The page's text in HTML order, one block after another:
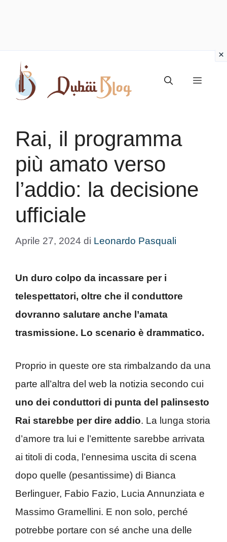
contenuto
Menu
Rai, il programma
più amato verso
l’addio: la decisione
ufficiale
Aprile 27, 2024 di Leonardo Pasquali
Un duro colpo da incassare per i
telespettatori, oltre che il conduttore
dovranno salutare anche l’amata
trasmissione. Lo scenario è drammatico.
Proprio in queste ore sta rimbalzando da una
parte all’altra del web la notizia secondo cui
uno dei conduttori di punta del palinsesto
Rai starebbe per dire addio. La lunga storia
d’amore tra lui e l’emittente sarebbe arrivata
ai titoli di coda, l’ennesima uscita di scena
dopo quelle (pesantissime) di Bianca
Berlinguer, Fabio Fazio, Lucia Annunziata e
Massimo Gramellini. E non solo, perché
potrebbe portare con sé anche una delle